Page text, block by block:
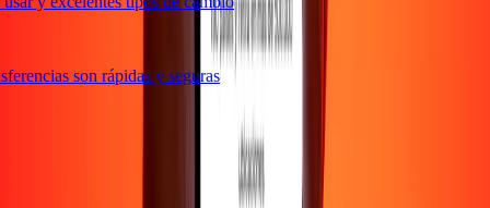
son rápidas y seguras